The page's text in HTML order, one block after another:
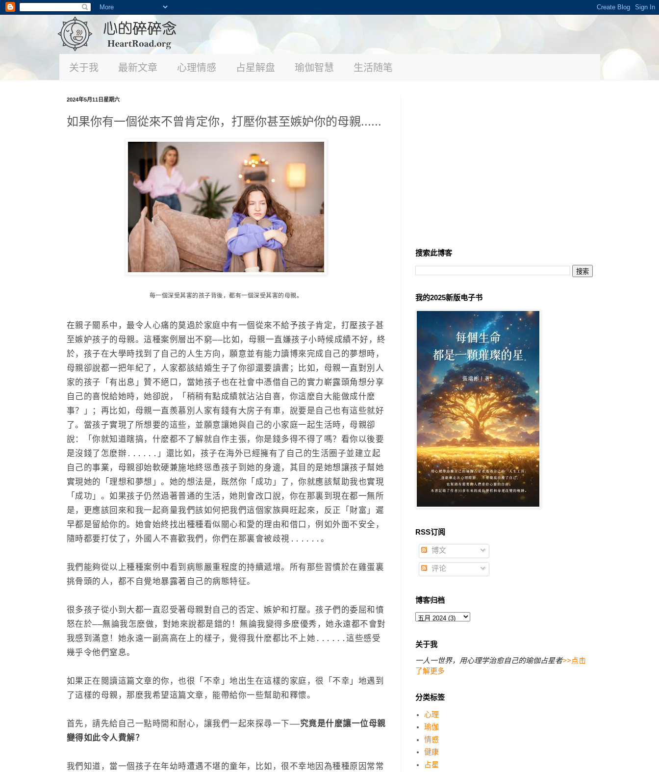
关于我 最新文章 心理情感 占星解盘 瑜伽智慧 生活随笔
2024年5月11日星期六
如果你有一個從來不曾肯定你，打壓你甚至嫉妒你的母親......
每一個深受其害的孩子背後，都有一個深受其害的母親。
在親子關系中，最令人心痛的莫過於家庭中有一個從來不給予孩子肯定，打壓孩子甚
至嫉妒孩子的母親。這種案例層出不窮——比如，母親一直嫌孩子小時候成績不好，終
於，孩子在大學時找到了自己的人生方向，願意並有能力讀博來完成自己的夢想時，
母親卻說都一把年紀了，人家都該結婚生子了你卻還要讀書；
比如，母親一直對別人
家的孩子「有出息」贊不絕口，當她孩子也在社會中憑借自己的實力嶄露頭角想分享
自己的喜悅給她時，她卻說，「稍稍有點成績就沾沾自喜，你這麽自大能做成什麽
事？」； 再比如，母親一直羨慕別人家有錢有大房子有車，說要是自己也有這些就好
了。當孩子實現了所想要的這些，並願意讓她與自己的小家庭一起生活時，母親卻
說：「你就知道瞎搞，什麽都不了解就自作主張，你是錢多得不得了嗎？看你以後要
是沒錢了怎麽辦......」 還比如，孩子在海外已經擁有了自己的生活圈子並建立起
自己的事業，母親卻始軟硬兼施地終慫恿孩子到她的身邊，其目的是她想讓孩子幫她
實現她的「理想和夢想」。她的想法是，既然你「成功」了，你就應該幫助我也實現
「成功」。如果孩子仍然過著普通的生活，她則會改口說，你在那裏到現在都一無所
是，更應該回來和我一起商量我們該如何把我們這個家族興旺起來，反正「財富」遲
早都是留給你的。她會始終找出種種看似關心和愛的理由和借口，例如外面不安全，
隨時都要打仗了，外國人不喜歡我們，你們在那裏會被歧視......。
我們能夠從以上種種案例中看到病態嚴重程度的持續遞增。所有那些習慣於在雞蛋裏
挑骨頭的人，都不自覺地暴露著自己的病態特征。
很多孩子從小到大都一直忍受著母親對自己的否定、嫉妒和打壓。孩子們的委屈和憤
怒在於——無論我怎麽做，對她來說都是錯的！無論我變得多麽優秀，她永遠都不會對
我感到滿意！她永遠一副高高在上的樣子，覺得我什麽都比不上她......這些感受
幾乎令他們窒息。
如果正在閱讀這篇文章的你，也很「不幸」地出生在這樣的家庭，很「不幸」地遇到
了這樣的母親，那麽我希望這篇文章，能帶給你一些幫助和釋懷。
首先，請先給自己一點時間和耐心，讓我們一起來探尋一下——究竟是什麽讓一位母親
變得如此令人費解？
我們知道，當一個孩子在年幼時遭遇不堪的童年，比如，很不幸地因為種種原因常常
搜索此博客
我的2025新版电子书
RSS订阅
博文
评论
博客归档
关于我
一人一世界，用心理学治愈自己的瑜伽占星者>>点击
了解更多
分类标签
心理
瑜伽
情感
健康
占星